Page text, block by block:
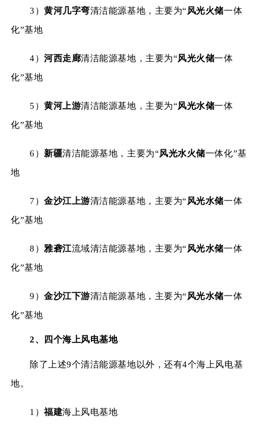
3）黄河几字弯清洁能源基地，主要为“风光火储一体
化”基地
4）河西走廊清洁能源基地，主要为“风光火储一体
化”基地
5）黄河上游清洁能源基地，主要为“风光水储一体
化”基地
6）新疆清洁能源基地，主要为“风光水火储一体化”基
地
7）金沙江上游清洁能源基地，主要为“风光水储一体
化”基地
8）雅砻江流域清洁能源基地，主要为“风光水储一体
化”基地
9）金沙江下游清洁能源基地，主要为“风光水储一体
化”基地
2、四个海上风电基地
除了上述9个清洁能源基地以外，还有4个海上风电基
地。
1）福建海上风电基地